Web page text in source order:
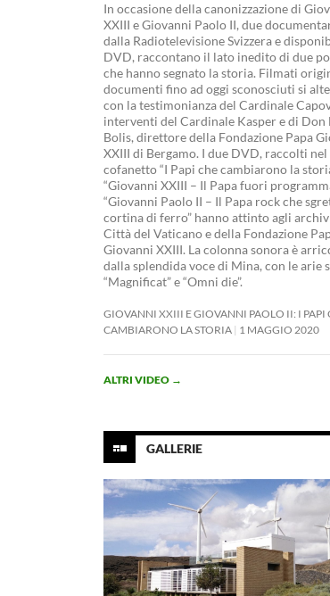
In occasione della canonizzazione di
XXIII e Giovanni Paolo II, due
dalla Radiotelevisione Svizzera e
DVD, raccontano il lato inedito di due
che hanno segnato la storia. Filmati
documenti fino ad oggi sconosciuti si
con la testimonianza del Cardinale
interventi del Cardinale Kasper e di Don
Bolis, direttore della Fondazione Papa
XXIII di Bergamo. I due DVD, raccolti nel
cofanetto “I Papi che cambiarono la
“Giovanni XXIII – Il Papa fuori
“Giovanni Paolo II – Il Papa rock che
cortina di ferro” hanno attinto agli
Città del Vaticano e della Fondazione
Giovanni XXIII. La colonna sonora è
dalla splendida voce di Mina, con le arie
“Magnificat” e “Omni die”.
GIOVANNI XXIII E GIOVANNI PAOLO II: I PAPI
CAMBIARONO LA STORIA 1 MAGGIO 2020
ALTRI VIDEO →
GALLERIE